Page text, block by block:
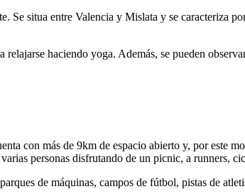
Se situa entre Valencia y Mislata y se caracteriza
haciendo yoga. Además, se pueden
con más de 9km de espacio abierto y, por este
personas disfrutando de un picnic, a runners,
de máquinas, campos de fútbol, pistas de